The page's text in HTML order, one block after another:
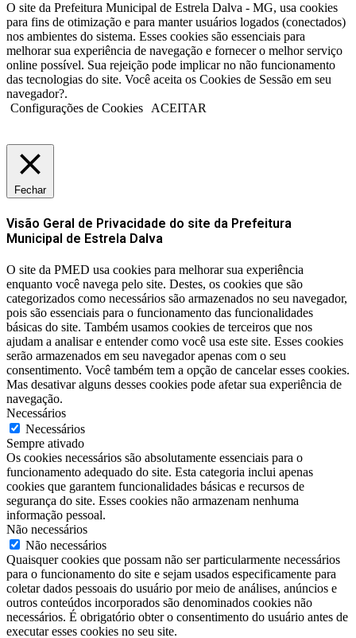
O site da Prefeitura Municipal de Estrela Dalva - MG, usa cookies
para fins de otimização e para manter usuários logados (conectados)
nos ambientes do sistema. Esses cookies são essenciais para
melhorar sua experiência de navegação e fornecer o melhor serviço
online possível. Sua rejeição pode implicar no não funcionamento
das tecnologias do site. Você aceita os Cookies de Sessão em seu
navegador?.
Configurações de Cookies
ACEITAR
Fechar
Visão Geral de Privacidade do site da Prefeitura
Municipal de Estrela Dalva
O site da PMED usa cookies para melhorar sua experiência
enquanto você navega pelo site. Destes, os cookies que são
categorizados como necessários são armazenados no seu navegador,
pois são essenciais para o funcionamento das funcionalidades
básicas do site. Também usamos cookies de terceiros que nos
ajudam a analisar e entender como você usa este site. Esses cookies
serão armazenados em seu navegador apenas com o seu
consentimento. Você também tem a opção de cancelar esses cookies.
Mas desativar alguns desses cookies pode afetar sua experiência de
navegação.
Necessários
Necessários
Sempre ativado
Os cookies necessários são absolutamente essenciais para o
funcionamento adequado do site. Esta categoria inclui apenas
cookies que garantem funcionalidades básicas e recursos de
segurança do site. Esses cookies não armazenam nenhuma
informação pessoal.
Não necessários
Não necessários
Quaisquer cookies que possam não ser particularmente necessários
para o funcionamento do site e sejam usados ​​especificamente para
coletar dados pessoais do usuário por meio de análises, anúncios e
outros conteúdos incorporados são denominados cookies não
necessários. É obrigatório obter o consentimento do usuário antes de
executar esses cookies no seu site.